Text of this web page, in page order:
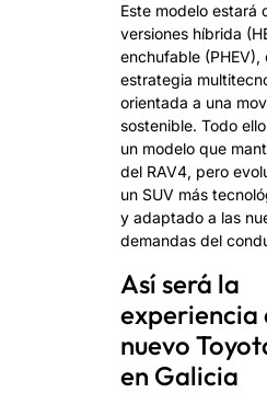
Este modelo estará
versiones híbrida
enchufable (PHEV),
estrategia
orientada a una
sostenible. Todo
un modelo que
del RAV4, pero
un SUV más
y adaptado a las
demandas del
Así será la
experiencia
nuevo
en Galicia